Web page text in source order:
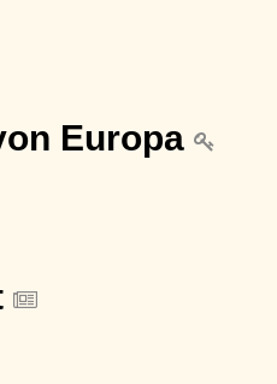
Europa